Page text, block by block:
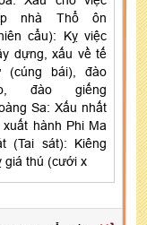
nhà Thổ ôn
cẩu): Kỵ việc
dựng, xấu về tế
(cúng bái), đào
đào giếng
Sa: Xấu nhất
xuất hành Phi Ma
(Tai sát): Kiêng
giá thú (cưới x